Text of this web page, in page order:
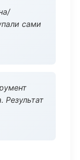
сами
Результат